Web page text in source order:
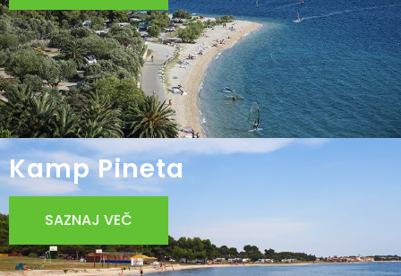
Kamp Pineta
SAZNAJ VEČ